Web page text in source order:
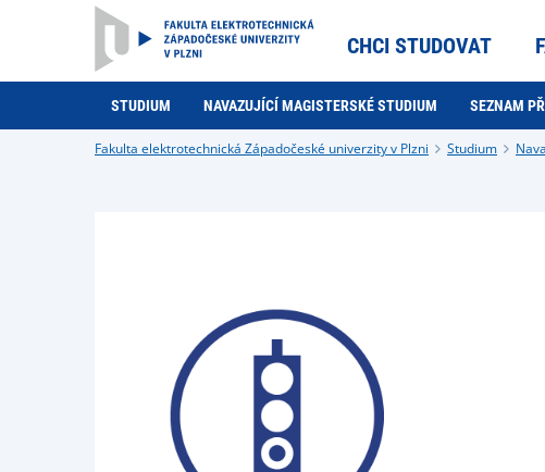
CHCI STUDOVAT
STUDIUM NAVAZUJÍCÍ MAGISTERSKÉ STUDIUM SEZNAM
Fakulta elektrotechnická Západočeské univerzity v Plzni Studium